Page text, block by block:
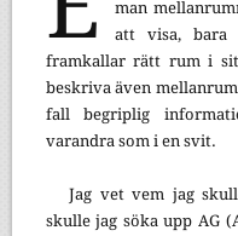
man
att visa, bara
framkallar rätt rum i
beskriva även
fall begriplig
varandra som i en svit.
Jag vet vem jag
skulle jag söka upp AG